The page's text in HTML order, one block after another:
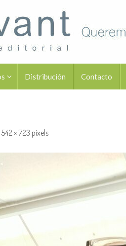
Distribución Contacto
542 × 723 pixels